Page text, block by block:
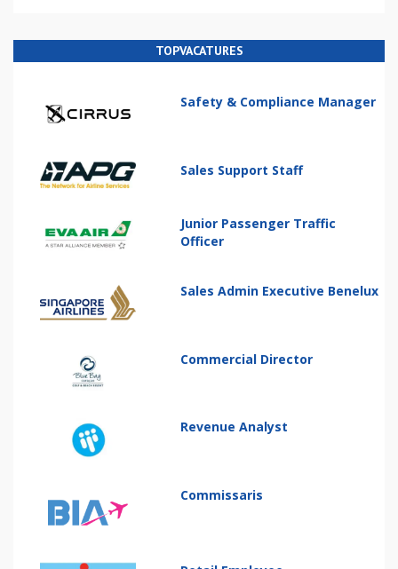
TOPVACATURES
Safety & Compliance Manager
Sales Support Staff
Junior Passenger Traffic
Officer
Sales Admin Executive Benelux
Commercial Director
Revenue Analyst
Commissaris